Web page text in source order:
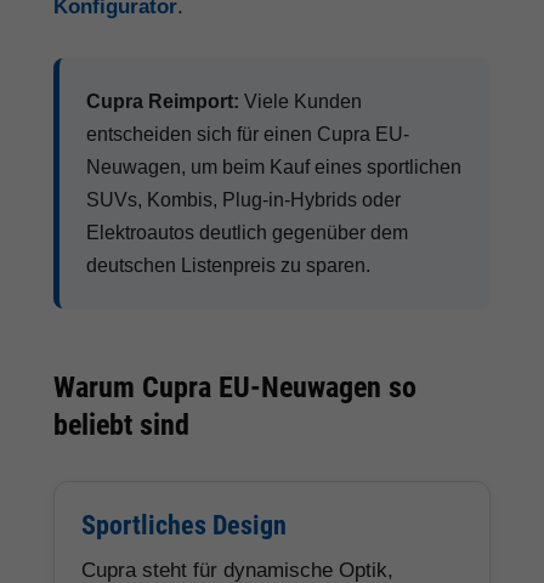
Konfigurator.
Cupra Reimport: Viele Kunden
entscheiden sich für einen Cupra EU-
Neuwagen, um beim Kauf eines sportlichen
SUVs, Kombis, Plug-in-Hybrids oder
Elektroautos deutlich gegenüber dem
deutschen Listenpreis zu sparen.
Warum Cupra EU-Neuwagen so
beliebt sind
Sportliches Design
Cupra steht für dynamische Optik,